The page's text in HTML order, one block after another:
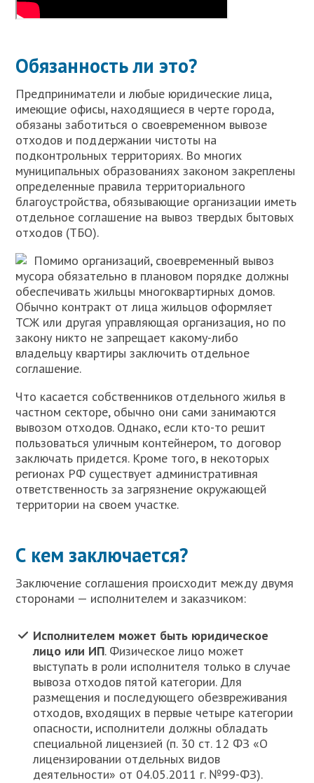
Обязанность ли это?
Предприниматели и любые юридические лица,
имеющие офисы, находящиеся в черте города,
обязаны заботиться о своевременном вывозе
отходов и поддержании чистоты на
подконтрольных территориях. Во многих
муниципальных образованиях законом закреплены
определенные правила территориального
благоустройства, обязывающие организации иметь
отдельное соглашение на вывоз твердых бытовых
отходов (ТБО).
Помимо организаций, своевременный вывоз
мусора обязательно в плановом порядке должны
обеспечивать жильцы многоквартирных домов.
Обычно контракт от лица жильцов оформляет
ТСЖ или другая управляющая организация, но по
закону никто не запрещает какому-либо
владельцу квартиры заключить отдельное
соглашение.
Что касается собственников отдельного жилья в
частном секторе, обычно они сами занимаются
вывозом отходов. Однако, если кто-то решит
пользоваться уличным контейнером, то договор
заключать придется. Кроме того, в некоторых
регионах РФ существует административная
ответственность за загрязнение окружающей
территории на своем участке.
С кем заключается?
Заключение соглашения происходит между двумя
сторонами — исполнителем и заказчиком:
Исполнителем может быть юридическое
лицо или ИП. Физическое лицо может
выступать в роли исполнителя только в случае
вывоза отходов пятой категории. Для
размещения и последующего обезвреживания
отходов, входящих в первые четыре категории
опасности, исполнители должны обладать
специальной лицензией (п. 30 ст. 12 ФЗ «О
лицензировании отдельных видов
деятельности» от 04.05.2011 г. №99-ФЗ).